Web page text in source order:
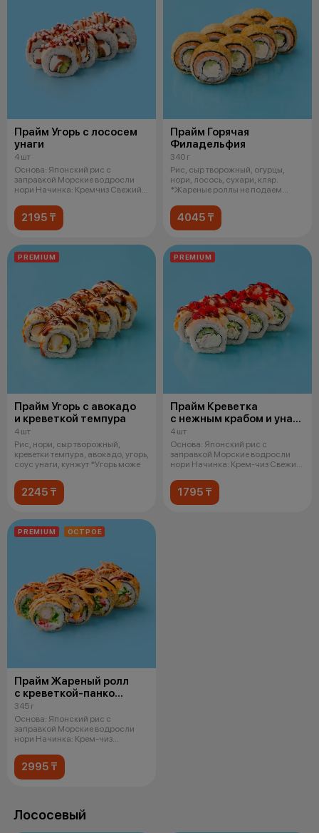
Прайм Угорь с лососем
унаги
4 шт
Основа: Японский рис с
заправкой Морские водросли
нори Начинка: Кремчиз Свежий
2195 ₸
Прайм Горячая
Филадельфия
340 г
Рис, сыр творожный, огурцы,
нори, лосось, сухари, кляр.
*Жареные роллы не подаем
4045 ₸
PREMIUM
Прайм Угорь с авокадо
и креветкой темпура
4 шт
Рис, нори, сыр творожный,
креветки темпура, авокадо, угорь,
соус унаги, кунжут *Угорь може
2245 ₸
PREMIUM
Прайм Креветка
с нежным крабом и унаги
соусом
4 шт
Основа: Японский рис с
заправкой Морские водросли
нори Начинка: Крем-чиз Свежий
1795 ₸
PREMIUM ОСТРОЕ
Прайм Жареный ролл
с креветкой-панко
и чукой
345 г
Основа: Японский рис с
заправкой Морские водросли
нори Начинка: Крем-чиз
2995 ₸
Лососевый